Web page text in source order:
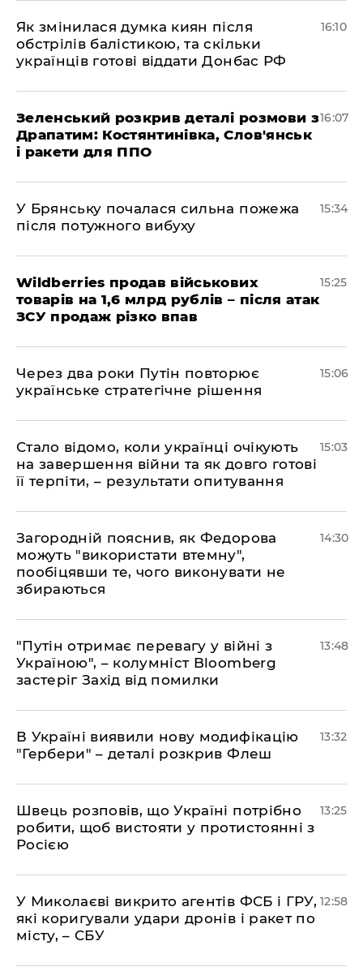
Як змінилася думка киян після
обстрілів балістикою, та скільки
українців готові віддати Донбас РФ
16:10
Зеленський розкрив деталі розмови з
Драпатим: Костянтинівка, Слов'янськ
і ракети для ППО
16:07
У Брянську почалася сильна пожежа
після потужного вибуху
15:34
Wildberries продав військових
товарів на 1,6 млрд рублів – після атак
ЗСУ продаж різко впав
15:25
Через два роки Путін повторює
українське стратегічне рішення
15:06
Стало відомо, коли українці очікують
на завершення війни та як довго готові
її терпіти, – результати опитування
15:03
Загородній пояснив, як Федорова
можуть "використати втемну",
пообіцявши те, чого виконувати не
збираються
14:30
"Путін отримає перевагу у війні з
Україною", – колумніст Bloomberg
застеріг Захід від помилки
13:48
В Україні виявили нову модифікацію
"Гербери" – деталі розкрив Флеш
13:32
Швець розповів, що Україні потрібно
робити, щоб вистояти у протистоянні з
Росією
13:25
У Миколаєві викрито агентів ФСБ і ГРУ,
які коригували удари дронів і ракет по
місту, – СБУ
12:58